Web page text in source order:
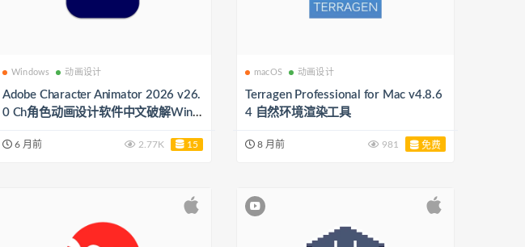
Windows 动画设计
Adobe Character Animator 2026 v26.
0 Ch角色动画设计软件中文破解Win
6 月前 2.77K 15
macOS 动画设计
Terragen Professional for Mac v4.8.6
4 自然环境渲染工具
8 月前 981 免费